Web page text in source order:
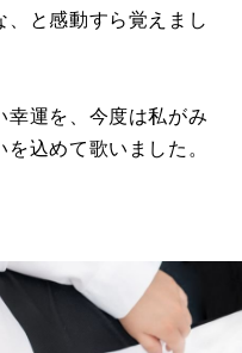
、と感動すら覚えまし
幸運を、今度は私がみ
込めて歌いました。